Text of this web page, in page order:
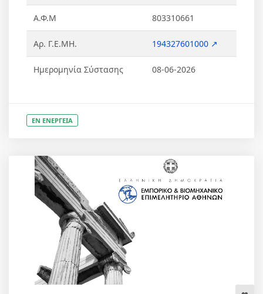
Α.Φ.Μ 803310661
Αρ. Γ.Ε.ΜΗ. 194327601000 ↗
Ημερομηνία Σύστασης 08-06-2026
ΕΝ ΕΝΕΡΓΕΙΑ